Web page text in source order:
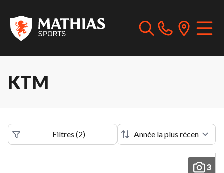
KTM
Filtres (2)
3